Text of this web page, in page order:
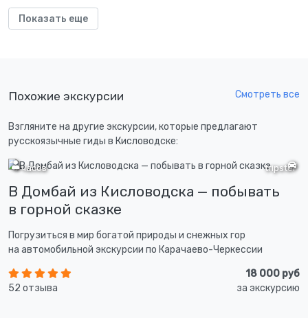
Показать еще
Похожие экскурсии Смотреть все
Взгляните на другие экскурсии, которые предлагают
русскоязычные гиды в Кисловодске:
tripster
9 часов
В Домбай из Кисловодска — побывать
в горной сказке
Погрузиться в мир богатой природы и снежных гор
на автомобильной экскурсии по Карачаево-Черкессии
52 отзыва
18 000 руб
за экскурсию